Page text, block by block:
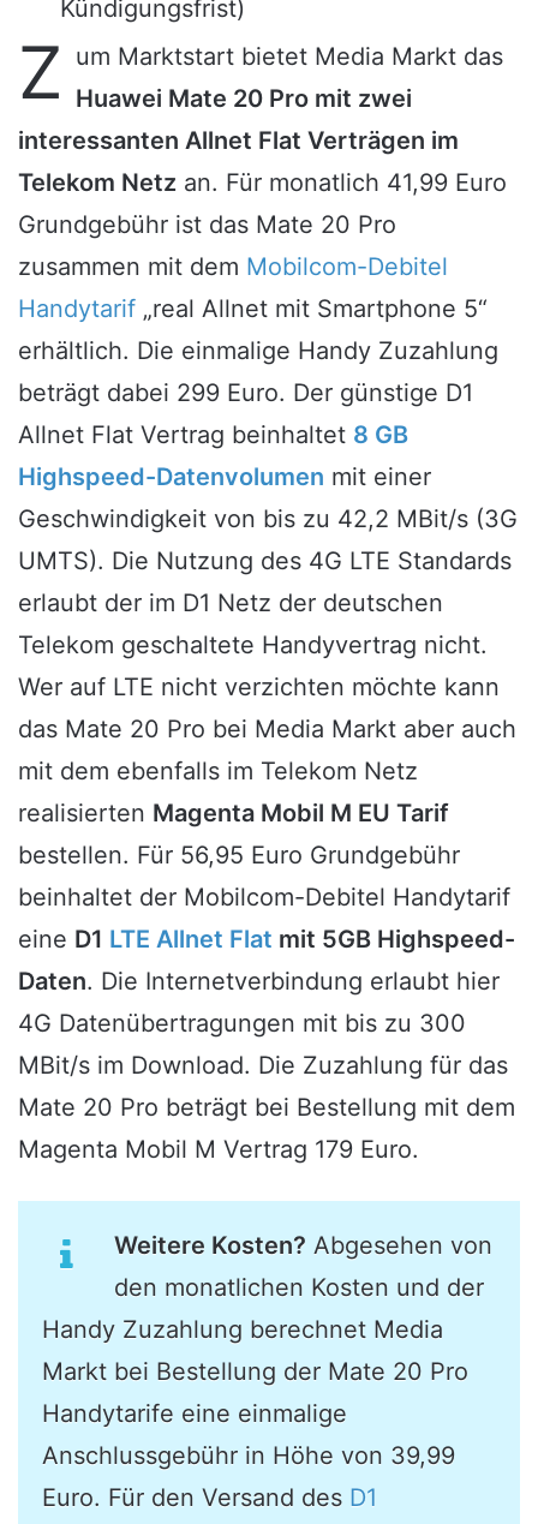
Kündigungsfrist)
Z
um Marktstart bietet Media Markt das
Huawei Mate 20 Pro mit zwei
interessanten Allnet Flat Verträgen im
Telekom Netz an. Für monatlich 41,99 Euro
Grundgebühr ist das Mate 20 Pro
zusammen mit dem Mobilcom-Debitel
Handytarif „real Allnet mit Smartphone 5“
erhältlich. Die einmalige Handy Zuzahlung
beträgt dabei 299 Euro. Der günstige D1
Allnet Flat Vertrag beinhaltet 8 GB
Highspeed-Datenvolumen mit einer
Geschwindigkeit von bis zu 42,2 MBit/s (3G
UMTS). Die Nutzung des 4G LTE Standards
erlaubt der im D1 Netz der deutschen
Telekom geschaltete Handyvertrag nicht.
Wer auf LTE nicht verzichten möchte kann
das Mate 20 Pro bei Media Markt aber auch
mit dem ebenfalls im Telekom Netz
realisierten Magenta Mobil M EU Tarif
bestellen. Für 56,95 Euro Grundgebühr
beinhaltet der Mobilcom-Debitel Handytarif
eine D1 LTE Allnet Flat mit 5GB Highspeed-
Daten. Die Internetverbindung erlaubt hier
4G Datenübertragungen mit bis zu 300
MBit/s im Download. Die Zuzahlung für das
Mate 20 Pro beträgt bei Bestellung mit dem
Magenta Mobil M Vertrag 179 Euro.
Weitere Kosten? Abgesehen von
den monatlichen Kosten und der
Handy Zuzahlung berechnet Media
Markt bei Bestellung der Mate 20 Pro
Handytarife eine einmalige
Anschlussgebühr in Höhe von 39,99
Euro. Für den Versand des D1